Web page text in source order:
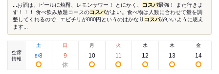
...お酒は、ビールに焼酎、レモンサワー！ とにかく、 コスパ最強！ また行きま
す！！！ 食べ飲み放題コースのコスパがよい。食べ物は人数に合わせて量を調
整してくれるので...エビチリが880円というのはかなり コスパがいいように思え
ます...
空席
情報
土
8/8
日
9
月
10
火
11
水
12
木
13
金
14